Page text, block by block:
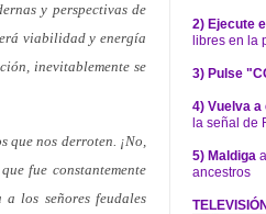
y perspectivas de
viabilidad y energía
inevitablemente se
que nos derroten. ¡No,
fue constantemente
los señores feudales
2) Ejecute
libres en la
3) Pulse
4) Vuelva
la señal de
5) Maldiga
ancestros